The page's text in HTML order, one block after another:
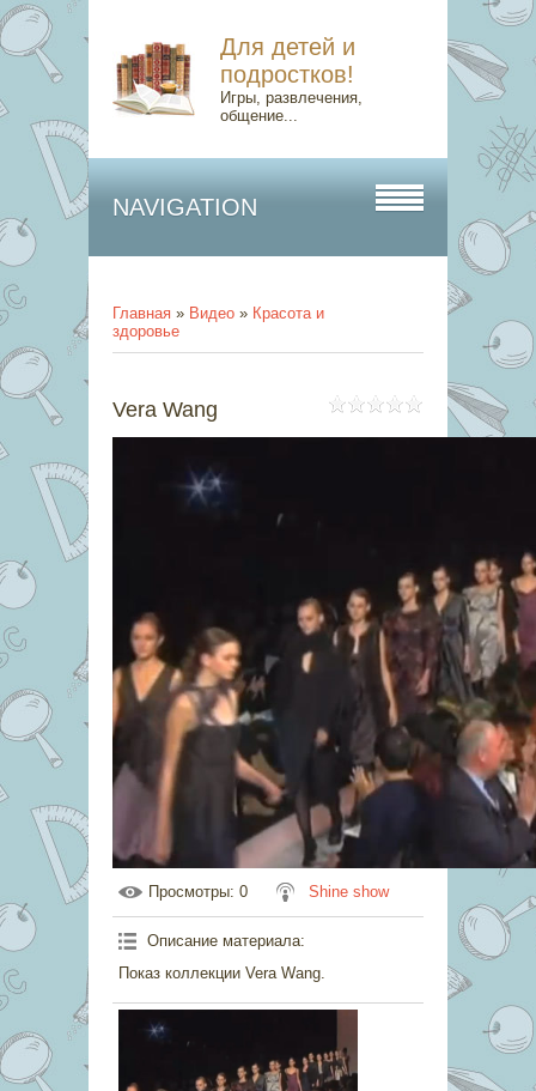
Для детей и
подростков!
Игры, развлечения,
общение...
NAVIGATION
Главная » Видео » Красота и
здоровье
Vera Wang
Просмотры: 0 Shine show
Описание материала:
Показ коллекции Vera Wang.